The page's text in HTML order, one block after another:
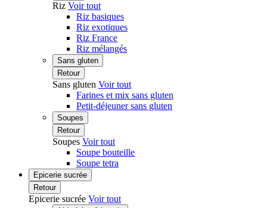
Riz Voir tout
Riz basiques
Riz exotiques
Riz France
Riz mélangés
Sans gluten
Retour
Sans gluten Voir tout
Farines et mix sans gluten
Petit-déjeuner sans gluten
Soupes
Retour
Soupes Voir tout
Soupe bouteille
Soupe tetra
Epicerie sucrée
Retour
Epicerie sucrée Voir tout